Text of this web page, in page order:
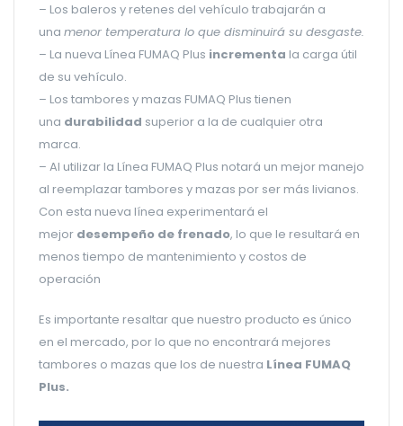
– Los baleros y retenes del vehículo trabajarán a
una menor temperatura lo que disminuirá su desgaste.
– La nueva Línea FUMAQ Plus incrementa la carga útil
de su vehículo.
– Los tambores y mazas FUMAQ Plus tienen
una durabilidad superior a la de cualquier otra
marca.
– Al utilizar la Línea FUMAQ Plus notará un mejor manejo
al reemplazar tambores y mazas por ser más livianos.
Con esta nueva línea experimentará el
mejor desempeño de frenado, lo que le resultará en
menos tiempo de mantenimiento y costos de
operación
Es importante resaltar que nuestro producto es único
en el mercado, por lo que no encontrará mejores
tambores o mazas que los de nuestra Línea FUMAQ
Plus.